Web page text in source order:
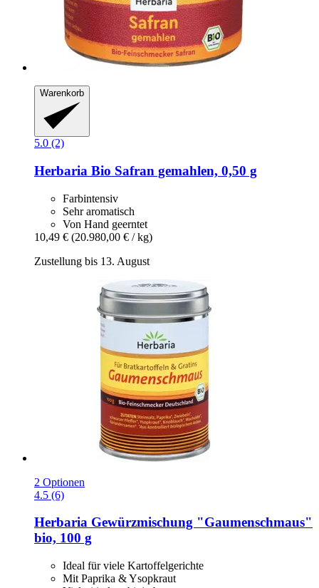
Warenkorb
5.0 (2)
Herbaria Bio Safran gemahlen, 0,50 g
Farbintensiv
Sehr aromatisch
Von Hand geerntet
10,49 € (20.980,00 € / kg)
Zustellung bis 13. August
2 Optionen
4.5 (6)
Herbaria Gewürzmischung "Gaumenschmaus"
bio, 100 g
Ideal für viele Kartoffelgerichte
Mit Paprika & Ysopkraut